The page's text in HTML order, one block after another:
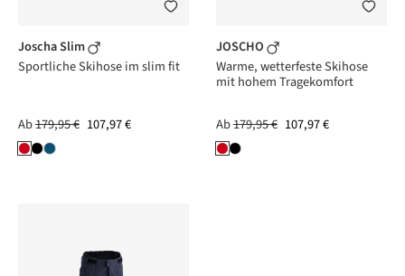
Joscha Slim
Sportliche Skihose im slim fit
Ab179,95 € 107,97 €
JOSCHO
Warme, wetterfeste Skihose
mit hohem Tragekomfort
Ab179,95 € 107,97 €